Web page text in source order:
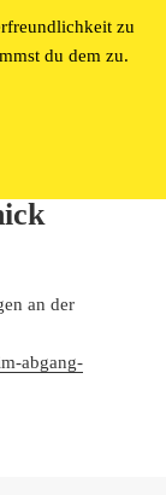
an der
abgang-
zu
du dem zu.